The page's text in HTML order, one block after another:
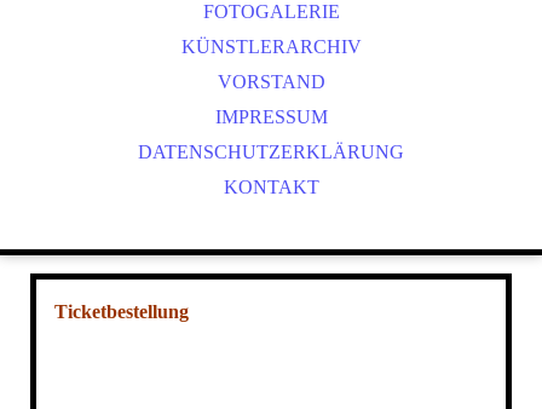
FOTOGALERIE
KÜNSTLERARCHIV
VORSTAND
IMPRESSUM
DATENSCHUTZERKLÄRUNG
KONTAKT
Ticketbestellung